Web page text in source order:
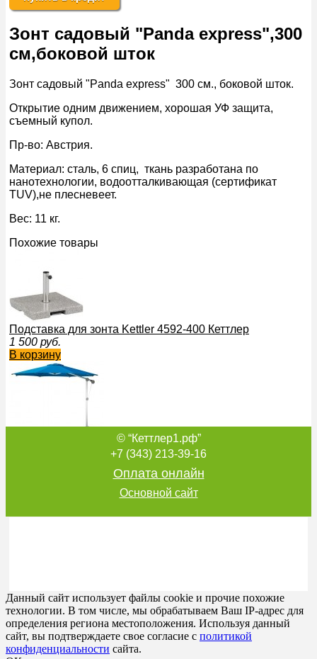
Зонт садовый "Panda express",300
см,боковой шток
Зонт садовый "Panda express" 300 см., боковой шток.
Открытие одним движением, хорошая УФ защита,
съемный купол.
Пр-во: Австрия.
Материал: сталь, 6 спиц, ткань разработана по
нанотехнологии, водоотталкивающая (сертификат
TUV),не плесневеет.
Вес: 11 кг.
Похожие товары
Подставка для зонта Kettler 4592-400 Кеттлер
1 500 руб.
В корзину
Зонт садовый PROTECT 340 P Kettler 453215,340
В корзину
© “Кеттлер1.рф”
+7 (343) 213-39-16
Оплата онлайн
Основной сайт
Данный сайт использует файлы cookie и прочие похожие
технологии. В том числе, мы обрабатываем Ваш IP-адрес для
определения региона местоположения. Используя данный
сайт, вы подтверждаете свое согласие с политикой
конфиденциальности сайта.